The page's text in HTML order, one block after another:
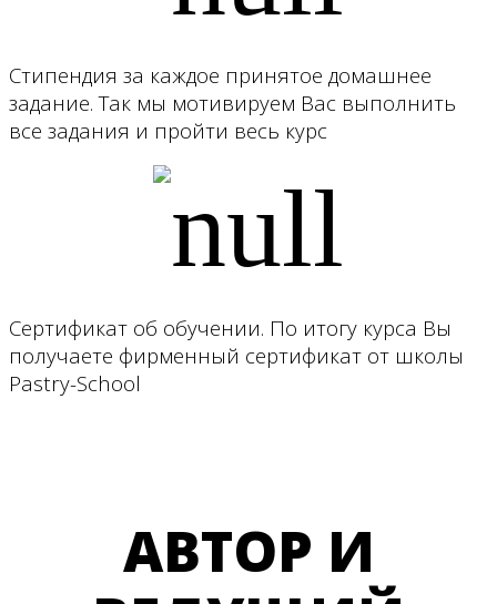
Стипендия за каждое принятое домашнее
задание. Так мы мотивируем Вас выполнить
все задания и пройти весь курс
Сертификат об обучении. По итогу курса Вы
получаете фирменный сертификат от школы
Pastry-School
АВТОР И